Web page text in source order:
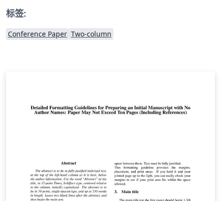
标签:
Conference Paper Two-column